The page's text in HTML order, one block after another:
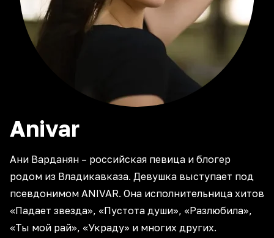
Anivar
Ани Варданян – российская певица и блогер
родом из Владикавказа. Девушка выступает под
псевдонимом ANIVAR. Она исполнительница хитов
«Падает звезда», «Пустота души», «Разлюбила»,
«Ты мой рай», «Украду» и многих других.